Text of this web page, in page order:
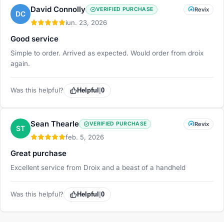
DC David Connolly VERIFIED PURCHASE
iun. 23, 2026
Revix
Good service
Simple to order. Arrived as expected. Would order from droix
again.
Was this helpful? Helpful 0
ST Sean Thearle VERIFIED PURCHASE
feb. 5, 2026
Revix
Great purchase
Excellent service from Droix and a beast of a handheld
Was this helpful? Helpful 0